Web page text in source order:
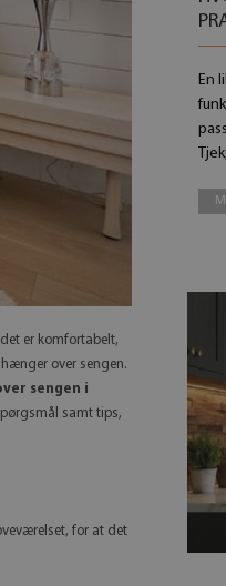
er komfortabelt,
over sengen.
sengen i
samt tips,
for at det
En